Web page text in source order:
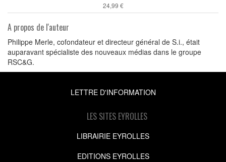
24,99 €
A propos de l'auteur
Philippe Merle, cofondateur et directeur général de S.i., était
auparavant spécialiste des nouveaux médias dans le groupe
RSC&G.
LETTRE D'INFORMATION
LES SITES EYROLLES
LIBRAIRIE EYROLLES
EDITIONS EYROLLES